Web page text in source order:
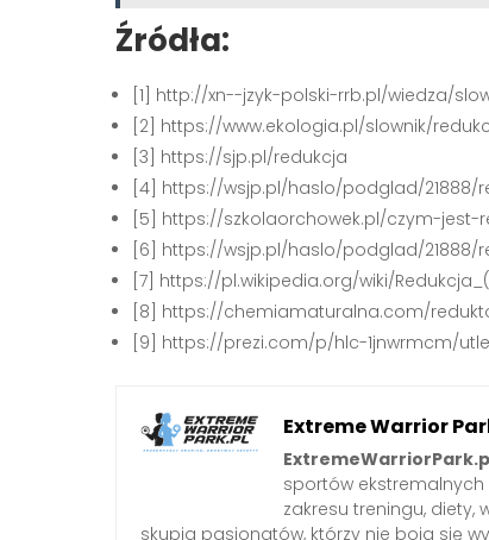
Źródła:
[1] http://xn--jzyk-polski-rrb.pl/wiedza/
[2] https://www.ekologia.pl/slownik/
[3] https://sjp.pl/redukcja
[4] https://wsjp.pl/haslo/podglad/21888/
[5] https://szkolaorchowek.pl/czym-
[6] https://wsjp.pl/haslo/podglad/21888/
[7] https://pl.wikipedia.org/wiki/
[8] https://chemiamaturalna.com/
[9] https://prezi.com/p/hlc-1jnwrmcm/
Extreme Warrior
sportów
zakresu treningu, diety,
skupia pasjonatów, którzy nie boją się